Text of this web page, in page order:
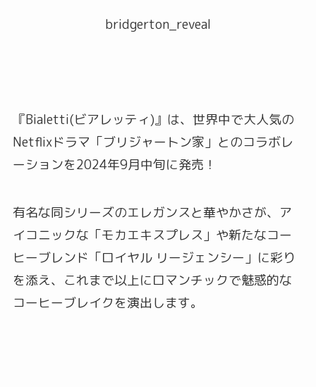
bridgerton_reveal
『Bialetti(ビアレッティ)』は、世界中で大人気の
Netflixドラマ「ブリジャートン家」とのコラボレ
ーションを2024年9月中旬に発売！
有名な同シリーズのエレガンスと華やかさが、ア
イコニックな「モカエキスプレス」や新たなコー
ヒーブレンド「ロイヤル リージェンシー」に彩り
を添え、これまで以上にロマンチックで魅惑的な
コーヒーブレイクを演出します。